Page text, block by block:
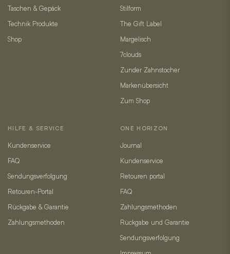
Taschen & Gepäck
Technik Produkte
Shop
Stilform
The Gift Label
Margelisch
7clouds
Zunder Zahnstocher
Markenübersicht
Zum Shop
HILFE & SERVICE
Kundenservice
FAQ
Sendungsverfolgung
Retouren-Portal
Rückgabe & Garantie
Zahlungsmethoden
ONE HORIZON
Journal
Kundenservice
Retouren portal
FAQ
Zahlungsmethoden
Rückgabe und Garantie
Sendungsverfolgung